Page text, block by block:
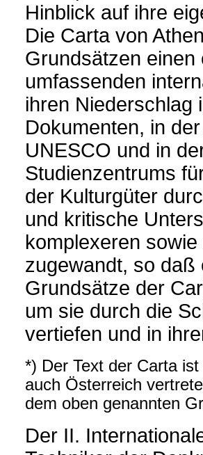
Hinblick auf ihre
Die Carta von
Grundsätzen
umfassenden
ihren Niederschlag
Dokumenten, in
UNESCO und in
Studienzentrums
der Kulturgüter
und kritische
komplexeren
zugewandt, so daß
Grundsätze der
um sie durch die
vertiefen und in
*) Der Text der Carta
auch Österreich
dem oben genannten
Der II.